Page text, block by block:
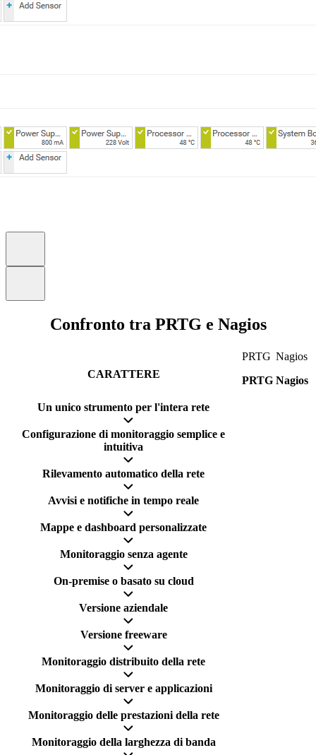
Confronto tra PRTG e Nagios
CARATTERE
PRTG
PRTG
Nagios
Nagios
Un unico strumento per l'intera rete
Configurazione di monitoraggio semplice e
intuitiva
Rilevamento automatico della rete
Avvisi e notifiche in tempo reale
Mappe e dashboard personalizzate
Monitoraggio senza agente
On-premise o basato su cloud
Versione aziendale
Versione freeware
Monitoraggio distribuito della rete
Monitoraggio di server e applicazioni
Monitoraggio delle prestazioni della rete
Monitoraggio della larghezza di banda